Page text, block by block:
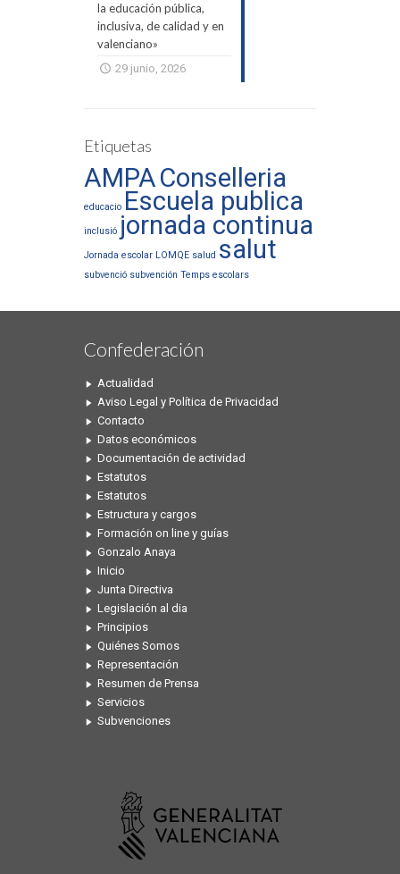
la educación pública,
inclusiva, de calidad y en
valenciano»
29 junio, 2026
Etiquetas
AMPAConselleria
educacio Escuela publica
inclusió jornada continua
Jornada escolar LOMQE salud salut
subvenció subvención Temps escolars
Confederación
Actualidad
Aviso Legal y Política de Privacidad
Contacto
Datos económicos
Documentación de actividad
Estatutos
Estatutos
Estructura y cargos
Formación on line y guías
Gonzalo Anaya
Inicio
Junta Directiva
Legislación al dia
Principios
Quiénes Somos
Representación
Resumen de Prensa
Servicios
Subvenciones